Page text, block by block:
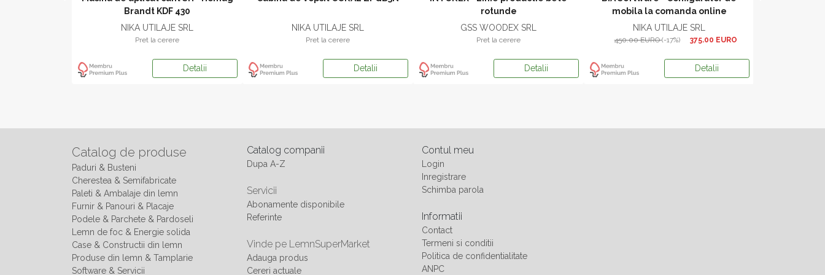
Brandt KDF 430
NIKA UTILAJE SRL
Pret la cerere
Detalii
NIKA UTILAJE SRL
Pret la cerere
Detalii
rotunde
GSS WOODEX SRL
Pret la cerere
Detalii
mobila la comanda online
NIKA UTILAJE SRL
450.00 EURO(-17%) 375.00 EURO
Detalii
Catalog de produse
Paduri & Busteni
Cherestea & Semifabricate
Paleti & Ambalaje din lemn
Furnir & Panouri & Placaje
Podele & Parchete & Pardoseli
Lemn de foc & Energie solida
Case & Constructii din lemn
Produse din lemn & Tamplarie
Software & Servicii
Catalog companii
Dupa A-Z
Servicii
Abonamente disponibile
Referinte
Vinde pe LemnSuperMarket
Adauga produs
Cereri actuale
Contul meu
Login
Inregistrare
Schimba parola
Informatii
Contact
Termeni si conditii
Politica de confidentialitate
ANPC